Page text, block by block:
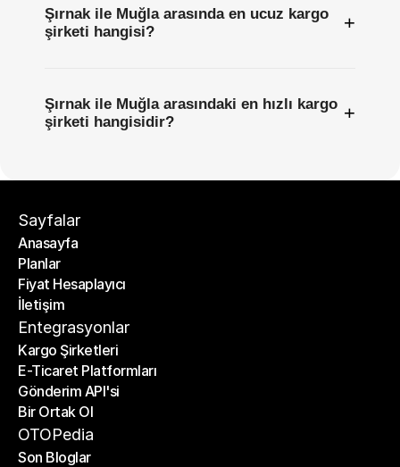
Şırnak ile Muğla arasında en ucuz kargo
şirketi hangisi?
+
Şırnak ile Muğla arasındaki en hızlı kargo
şirketi hangisidir?
+
Sayfalar
Anasayfa
Anasayfa
Planlar
Planlar
Fiyat Hesaplayıcı
Fiyat Hesaplayıcı
İletişim
İletişim
Entegrasyonlar
Kargo Şirketleri
Kargo Şirketleri
E-Ticaret Platformları
E-Ticaret Platformları
Gönderim API'si
Gönderim API'si
Bir Ortak Ol
Bir Ortak Ol
OTOPedia
Son Bloglar